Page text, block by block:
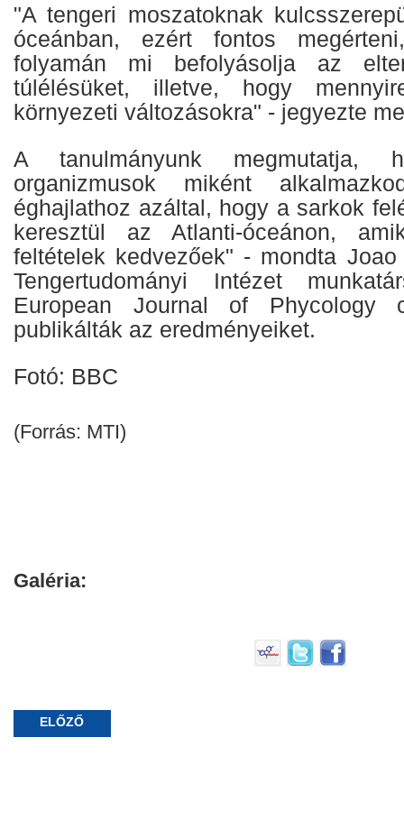
"A tengeri moszatoknak
óceánban, ezért fontos
folyamán mi befolyásolja az
túlélésüket, illetve, hogy
környezeti változásokra" - jegyezte
A tanulmányunk megmutatja,
organizmusok miként
éghajlathoz azáltal, hogy a sarkok
keresztül az Atlanti-óceánon,
feltételek kedvezőek" - mondta
Tengertudományi Intézet
European Journal of Phycology
publikálták az eredményeiket.
Fotó: BBC
(Forrás: MTI)
Galéria:
ELŐZŐ